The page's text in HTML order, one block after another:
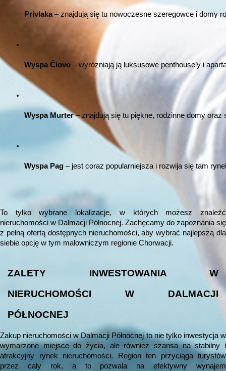
Privlaka – znajdują się tu nowoczesne szeregowce i domy
Wyspa Čiovo – wyróżniają ją luksusowe penthouse’y i
Wyspa Murter – znajdują się tu piękne, rodzinne domy oraz
Wyspa Pag – jest coraz popularniejsza i rozwija się tam
To tylko wybrane lokalizacje, w których możesz znaleźć
nieruchomości w Dalmacji Północnej. Zachęcamy do zapoznania się
z pełną ofertą dostępnych nieruchomości, aby wybrać najlepszą dla
siebie opcję w tym malowniczym regionie Chorwacji.
ZALETY INWESTOWANIA W
NIERUCHOMOŚCI W DALMACJI
PÓŁNOCNEJ
Zakup nieruchomości w Dalmacji Północnej to nie tylko inwestycja w
wymarzone miejsce do życia, ale również szansa na stabilny i
atrakcyjny rynek nieruchomości. Region ten przyciąga turystów
przez cały rok, a to pozwala na efektywny wynajem